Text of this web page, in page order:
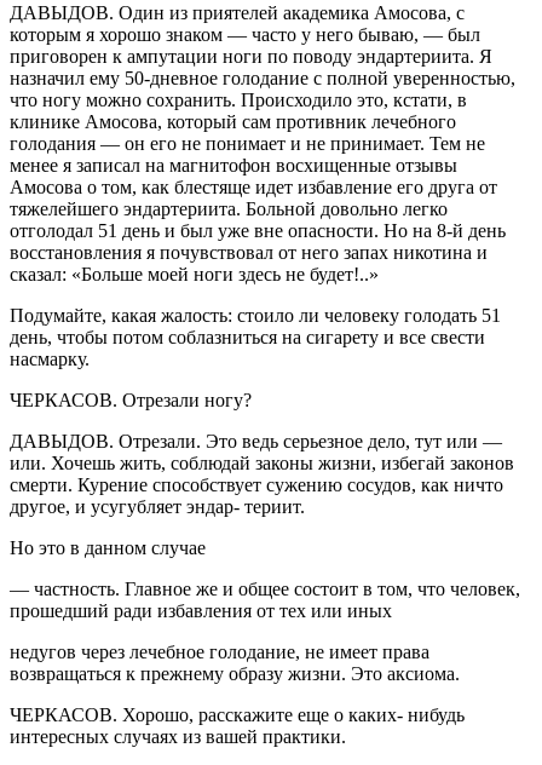
ДАВЫДОВ. Один из приятелей академика Амосова, с
которым я хорошо знаком — часто у него бываю, — был
приговорен к ампутации ноги по поводу эндартериита. Я
назначил ему 50-дневное голодание с полной уверенностью,
что ногу можно сохранить. Происходило это, кстати, в
клинике Амосова, который сам противник лечебного
голодания — он его не понимает и не принимает. Тем не
менее я записал на магнитофон восхищенные отзывы
Амосова о том, как блестяще идет избавление его друга от
тяжелейшего эндартериита. Больной довольно легко
отголодал 51 день и был уже вне опасности. Но на 8-й день
восстановления я почувствовал от него запах никотина и
сказал: «Больше моей ноги здесь не будет!..»
Подумайте, какая жалость: стоило ли человеку голодать 51
день, чтобы потом соблазниться на сигарету и все свести
насмарку.
ЧЕРКАСОВ. Отрезали ногу?
ДАВЫДОВ. Отрезали. Это ведь серьезное дело, тут или —
или. Хочешь жить, соблюдай законы жизни, избегай законов
смерти. Курение способствует сужению сосудов, как ничто
другое, и усугубляет эндар- териит.
Но это в данном случае
— частность. Главное же и общее состоит в том, что человек,
прошедший ради избавления от тех или иных
недугов через лечебное голодание, не имеет права
возвращаться к прежнему образу жизни. Это аксиома.
ЧЕРКАСОВ. Хорошо, расскажите еще о каких- нибудь
интересных случаях из вашей практики.